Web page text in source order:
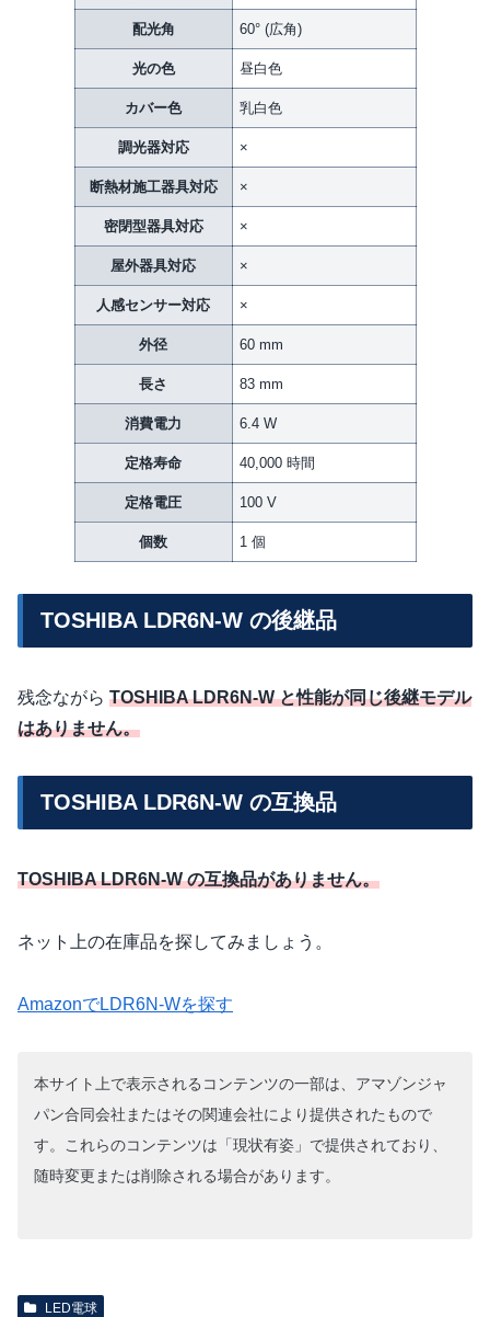
配光角 60° (広角)
光の色 昼白色
カバー色 乳白色
調光器対応 ×
断熱材施工器具対応 ×
密閉型器具対応 ×
屋外器具対応 ×
人感センサー対応 ×
外径 60 mm
長さ 83 mm
消費電力 6.4 W
定格寿命 40,000 時間
定格電圧 100 V
個数 1 個
TOSHIBA LDR6N-W の後継品
残念ながら TOSHIBA LDR6N-W と性能が同じ後継モデル
はありません。
TOSHIBA LDR6N-W の互換品
TOSHIBA LDR6N-W の互換品がありません。
ネット上の在庫品を探してみましょう。
AmazonでLDR6N-Wを探す
本サイト上で表示されるコンテンツの一部は、アマゾンジャ
パン合同会社またはその関連会社により提供されたもので
す。これらのコンテンツは「現状有姿」で提供されており、
随時変更または削除される場合があります。
LED電球